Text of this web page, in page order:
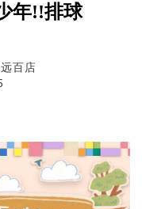
年!!排球
百店